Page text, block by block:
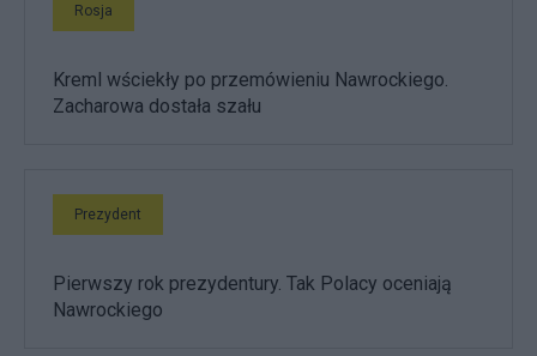
Rosja
Kreml wściekły po przemówieniu Nawrockiego.
Zacharowa dostała szału
Prezydent
Pierwszy rok prezydentury. Tak Polacy oceniają
Nawrockiego